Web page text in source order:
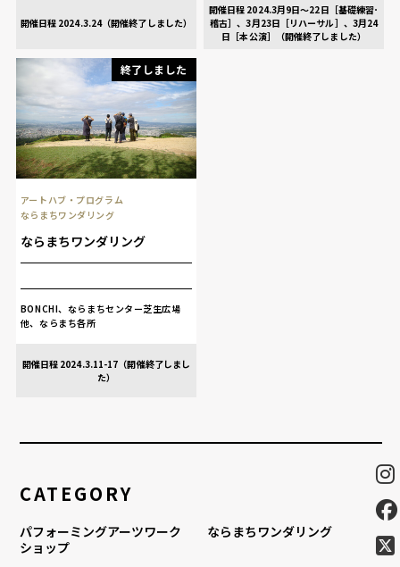
開催日程 2024.3.24（開催終了しました）
開催日程 2024.3月9日～22日［基礎練習･
稽古］、3月23日［リハーサル］、3月24
日［本公演］（開催終了しました）
終了しました
アートハブ・プログラム
ならまちワンダリング
ならまちワンダリング
BONCHI、ならまちセンター芝生広場
他、ならまち各所
開催日程 2024.3.11-17（開催終了しまし
た）
CATEGORY
パフォーミングアーツワーク
ショップ
ならまちワンダリング